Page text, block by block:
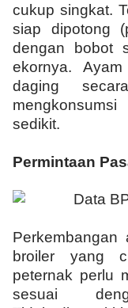
cukup singkat.
siap dipotong
dengan bobot
ekornya.
daging
sedikit.
Permintaan
broiler yang
peternak perlu
sesuai